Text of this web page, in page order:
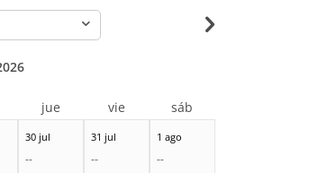
30 jul
--
31 jul
--
1 ago
--
jue vie sáb